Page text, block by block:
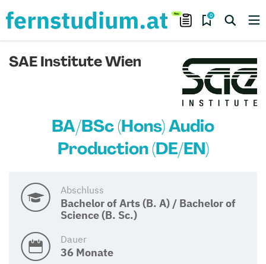
0
SAE Institute Wien
BA/BSc (Hons) Audio
Production (DE/EN)
Abschluss
Bachelor of Arts (B. A) / Bachelor of
Science (B. Sc.)
Dauer
36 Monate